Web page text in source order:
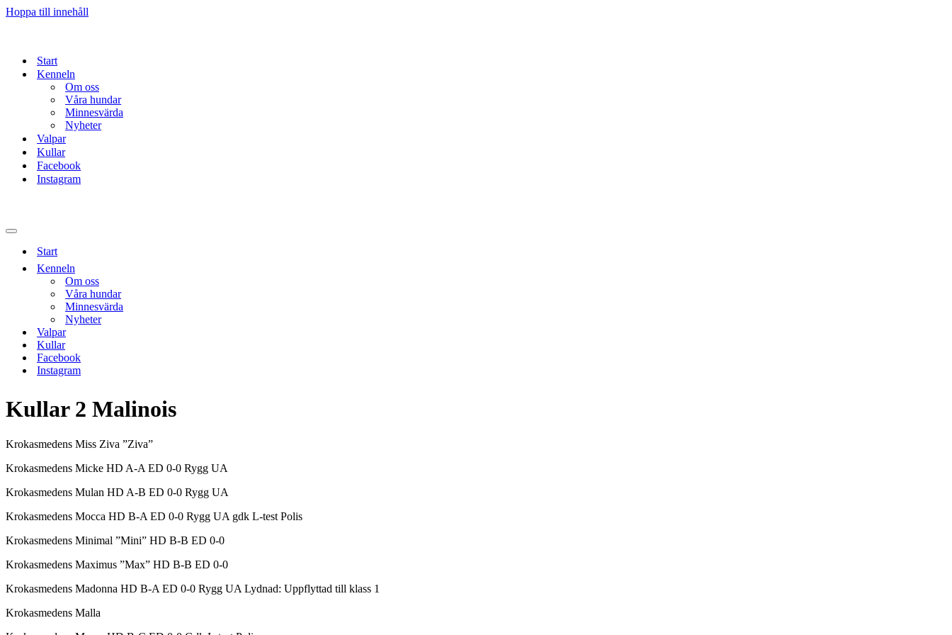
Hoppa till innehåll
Start
Kenneln
Om oss
Våra hundar
Minnesvärda
Nyheter
Valpar
Kullar
Facebook
Instagram
Navigeringsmeny
Start
Kenneln
Om oss
Våra hundar
Minnesvärda
Nyheter
Valpar
Kullar
Facebook
Instagram
Kullar 2 Malinois
Krokasmedens Miss Ziva ”Ziva”
Krokasmedens Micke HD A-A ED 0-0 Rygg UA
Krokasmedens Mulan HD A-B ED 0-0 Rygg UA
Krokasmedens Mocca HD B-A ED 0-0 Rygg UA gdk L-test Polis
Krokasmedens Minimal ”Mini” HD B-B ED 0-0
Krokasmedens Maximus ”Max” HD B-B ED 0-0
Krokasmedens Madonna HD B-A ED 0-0 Rygg UA Lydnad: Uppflyttad till klass 1
Krokasmedens Malla